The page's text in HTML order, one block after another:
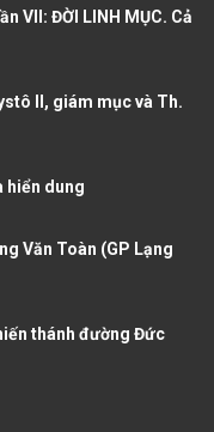
VII: ĐỜI LINH MỤC. Cả
II, giám mục và Th.
hiển dung
Văn Toàn (GP Lạng
thánh đường Đức